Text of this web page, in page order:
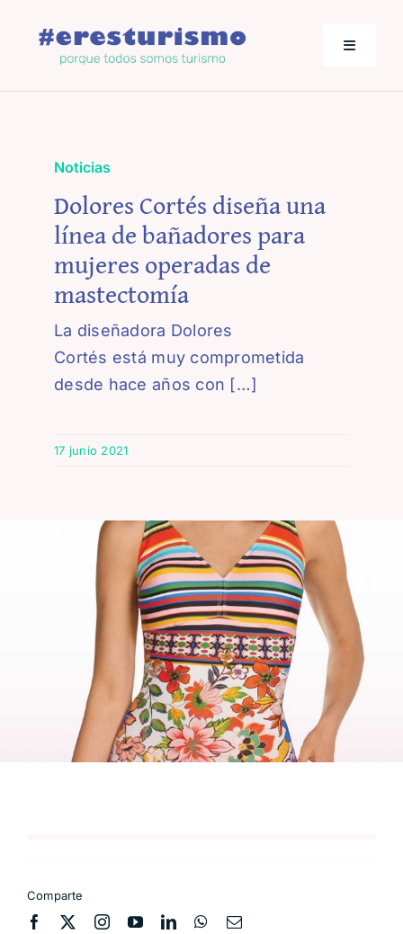
contenido
Toggle
Los empresarios hablan
Jornadas de Turismo
Noticias
Dolores Cortés diseña una
línea de bañadores para
mujeres operadas de
mastectomía
La diseñadora Dolores
Cortés está muy comprometida
desde hace años con […]
17 junio 2021
Comparte